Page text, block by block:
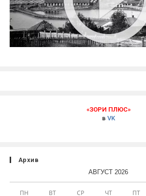
«ЗОРИ ПЛЮС»
в VK
Архив
АВГУСТ 2026
ПН ВТ СР ЧТ ПТ